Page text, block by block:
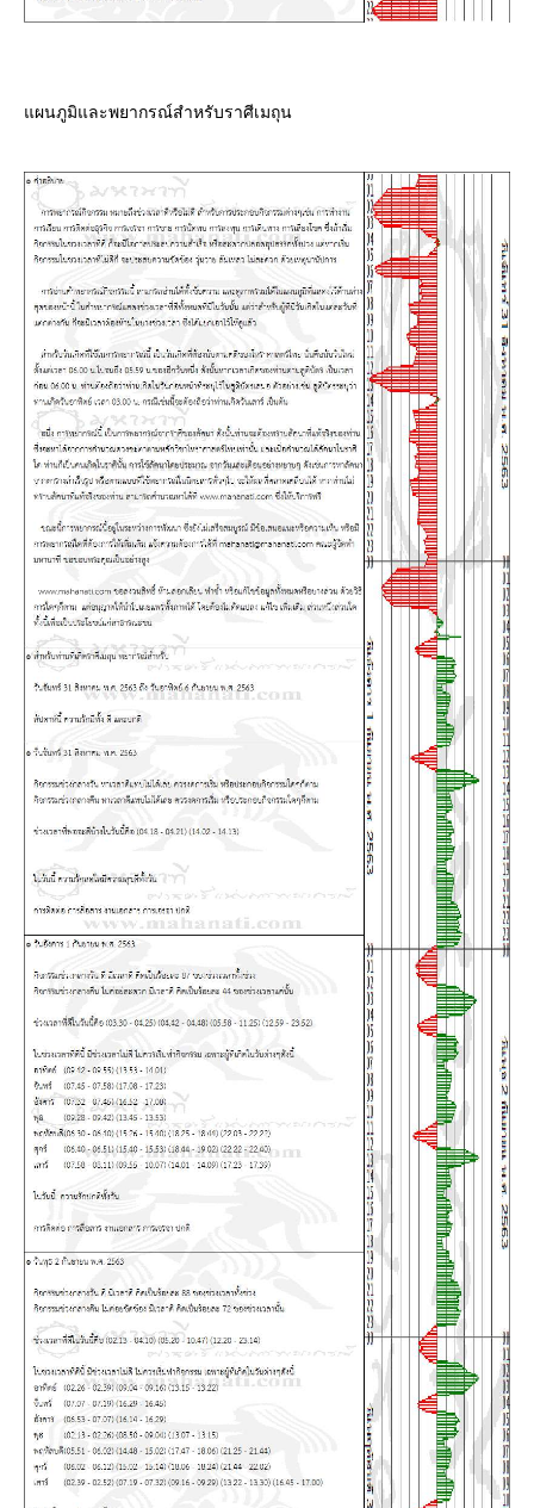
ผนภูมิและพยากรณ์สำหรับราศีเมถุน